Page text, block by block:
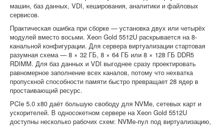
машин, баз данных, VDI, кеширования, аналитики и файловых
сервисов.
Практическая ошибка при сборке — установка двух или четырёх
модулей вместо восьми. Xeon Gold 5512U раскрывается на 8-
канальной конфигурации. Для сервера виртуализации стартовая
разумная схема — 8 × 32 ГБ, 8 × 64 ГБ или 8 × 128 ГБ DDR5
RDIMM. Для баз данных и VDI выгоднее сразу проектировать
равномерное заполнение всех каналов, потому что нехватка
пропускной способности памяти быстро превращает 28 ядер в
простаивающий ресурс.
PCIe 5.0 x80 даёт большую свободу для NVMe, сетевых карт и
ускорителей. В односокетном сервере на Xeon Gold 5512U
доступны несколько рабочих схем: NVMe-пул под виртуализацию,